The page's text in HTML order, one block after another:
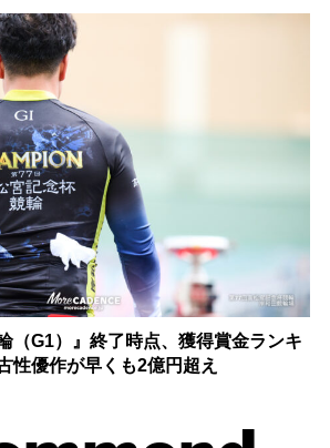
（G1）』終了時点、獲得賞金ランキ
性優作が早くも2億円超え